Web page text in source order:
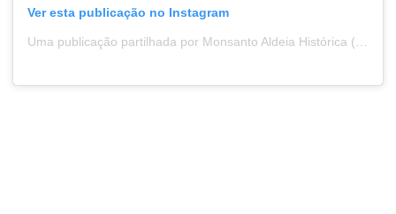
Ver esta publicação no Instagram
Uma publicação partilhada por Monsanto Aldeia Histórica (@monsanto_village_portugal)